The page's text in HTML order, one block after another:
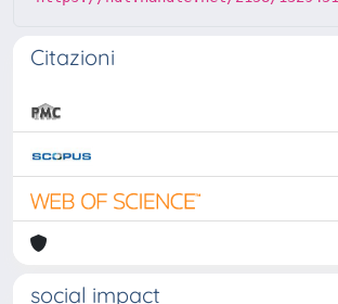
Citazioni
social impact